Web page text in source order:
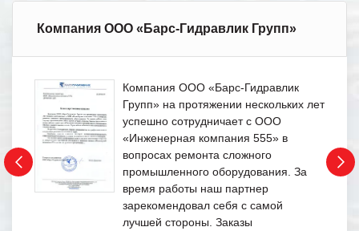
Компания ООО «Барс-Гидравлик Групп»
Компания ООО «Барс-Гидравлик
Групп» на протяжении нескольких лет
успешно сотрудничает с ООО
«Инженерная компания 555» в
вопросах ремонта сложного
промышленного оборудования. За
время работы наш партнер
зарекомендовал себя с самой
лучшей стороны. Заказы